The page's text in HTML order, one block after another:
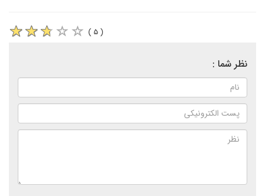
( ۵ )
نظر شما :